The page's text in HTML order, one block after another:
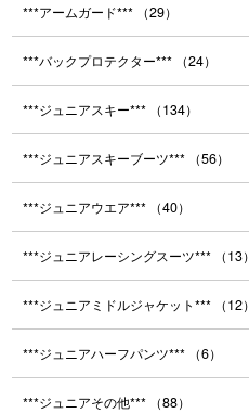
***アームガード*** （29）
***バックプロテクター*** （24）
***ジュニアスキー*** （134）
***ジュニアスキーブーツ*** （56）
***ジュニアウエア*** （40）
***ジュニアレーシングスーツ*** （13）
***ジュニアミドルジャケット*** （12）
***ジュニアハーフパンツ*** （6）
***ジュニアその他*** （88）